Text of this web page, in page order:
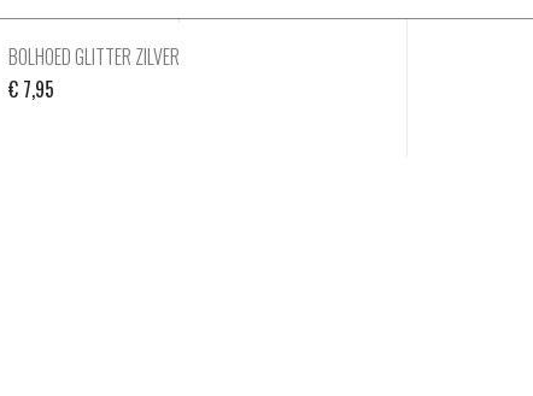
BOLHOED GLITTER ZILVER
€ 7,95